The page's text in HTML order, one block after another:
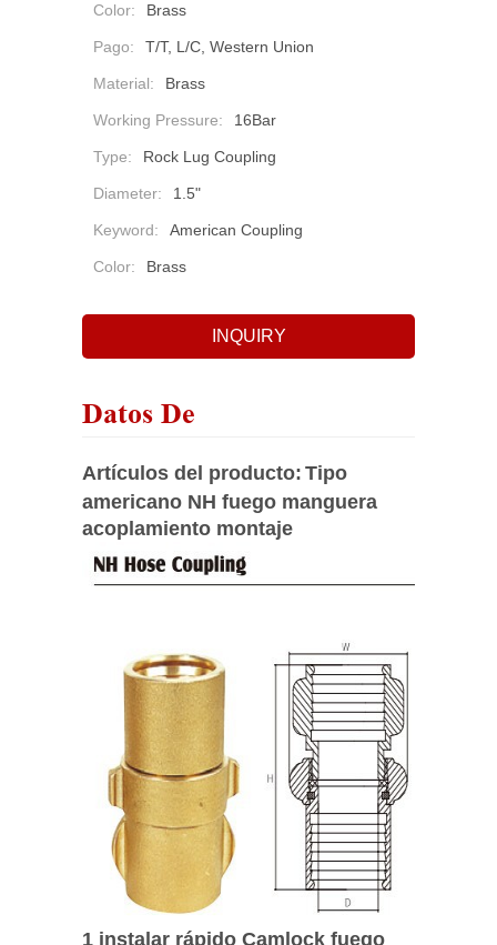
Color: Brass
Pago: T/T, L/C, Western Union
Material: Brass
Working Pressure: 16Bar
Type: Rock Lug Coupling
Diameter: 1.5"
Keyword: American Coupling
Color: Brass
INQUIRY
Datos De
Artículos del producto: Tipo
americano NH fuego manguera
acoplamiento montaje
1 instalar rápido Camlock fuego